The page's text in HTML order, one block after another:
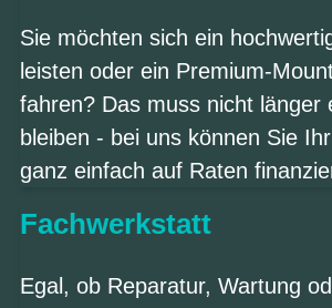
Sie möchten sich ein
leisten oder ein Premium-
fahren? Das muss nicht länger
bleiben - bei uns können Sie
ganz einfach auf Raten
Fachwerkstatt
Egal, ob Reparatur, Wartung